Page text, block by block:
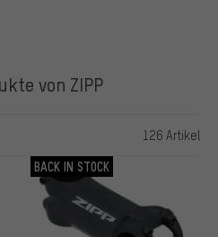
von ZIPP
126 Artikel
BACK IN STOCK